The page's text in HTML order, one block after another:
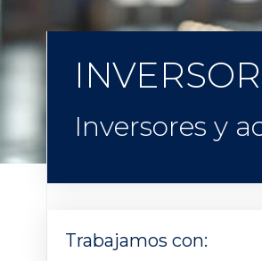
Inversores y
Trabajamos con: